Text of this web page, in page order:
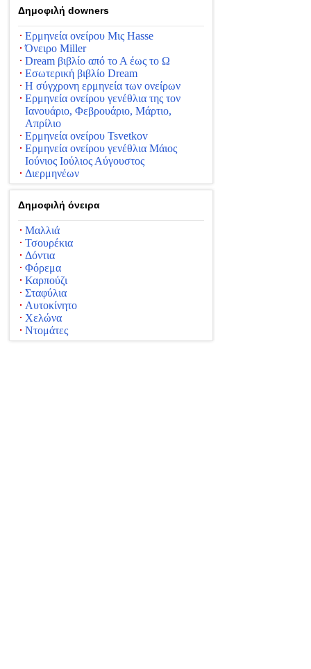
Δημοφιλή downers
Ερμηνεία ονείρου Μις Hasse
Όνειρο Miller
Dream βιβλίο από το Α έως το Ω
Εσωτερική βιβλίο Dream
Η σύγχρονη ερμηνεία των ονείρων
Ερμηνεία ονείρου γενέθλια της τον
Ιανουάριο, Φεβρουάριο, Μάρτιο,
Απρίλιο
Ερμηνεία ονείρου Tsvetkov
Ερμηνεία ονείρου γενέθλια Μάιος
Ιούνιος Ιούλιος Αύγουστος
Διερμηνέων
Δημοφιλή όνειρα
Μαλλιά
Τσουρέκια
Δόντια
Φόρεμα
Καρπούζι
Σταφύλια
Αυτοκίνητο
Χελώνα
Ντομάτες